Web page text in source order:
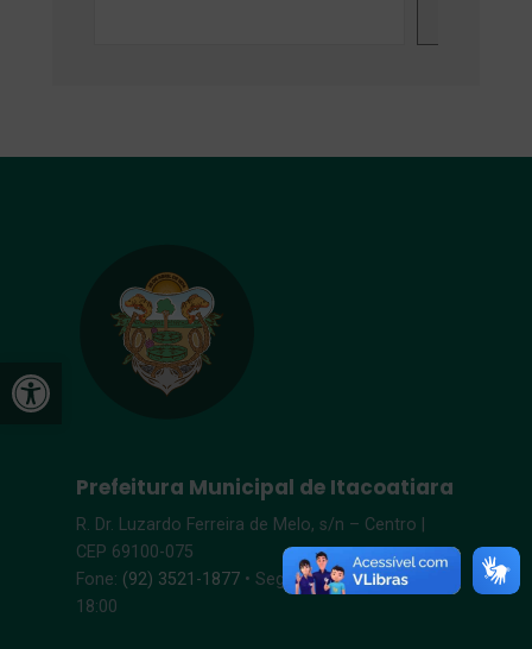
Open toolbar
Prefeitura Municipal de Itacoatiara
R. Dr. Luzardo Ferreira de Melo, s/n – Centro |
CEP 69100-075
Fone: (92) 3521-1877 • Segunda-Sexta, 8:00 –
18:00